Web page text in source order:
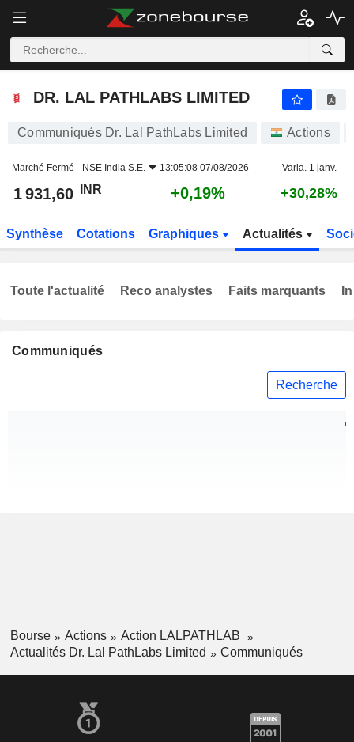
DR. LAL PATHLABS LIMITED
Communiqués Dr. Lal PathLabs Limited Actions
Marché Fermé - NSE India S.E. 13:05:08 07/08/2026 Varia. 1 janv.
1 931,60 INR +0,19% +30,28%
Synthèse Cotations Graphiques Actualités
Communiqués
Recherche
Toute l'actualité Reco analystes Faits marquants
Bourse Actions
Action LALPATHLAB
Actualités Dr. Lal PathLabs Limited
Communiqués